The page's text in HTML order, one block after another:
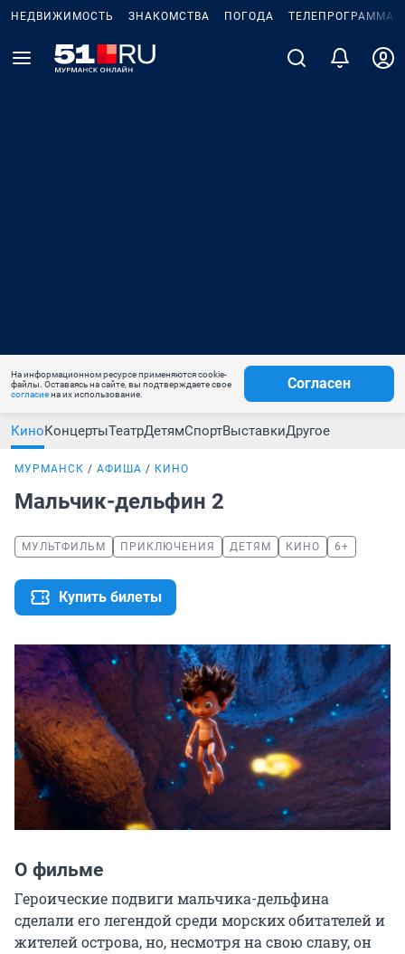
НЕДВИЖИМОСТЬ ЗНАКОМСТВА ПОГОДА ТЕЛЕПРОГРАММА
На информационном ресурсе применяются cookie-
файлы. Оставаясь на сайте, вы подтверждаете свое
согласиена их использование.
Согласен
КиноКонцертыТеатрДетямСпортВыставкиДругое
МУРМАНСК АФИША КИНО
Мальчик-дельфин 2
МУЛЬТФИЛЬМ ПРИКЛЮЧЕНИЯ ДЕТЯМ КИНО 6+
Купить билеты
О фильме
Героические подвиги мальчика-дельфина
сделали его легендой среди морских обитателей и
жителей острова, но, несмотря на свою славу, он